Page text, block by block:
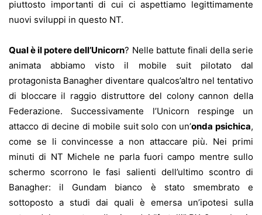
piuttosto importanti di cui ci aspettiamo legittimamente
nuovi sviluppi in questo NT.
Qual è il potere dell’Unicorn? Nelle battute finali della serie
animata abbiamo visto il mobile suit pilotato dal
protagonista Banagher diventare qualcos’altro nel tentativo
di bloccare il raggio distruttore del colony cannon della
Federazione. Successivamente l’Unicorn respinge un
attacco di decine di mobile suit solo con un’onda psichica,
come se li convincesse a non attaccare più. Nei primi
minuti di NT Michele ne parla fuori campo mentre sullo
schermo scorrono le fasi salienti dell’ultimo scontro di
Banagher: il Gundam bianco è stato smembrato e
sottoposto a studi dai quali è emersa un’ipotesi sulla